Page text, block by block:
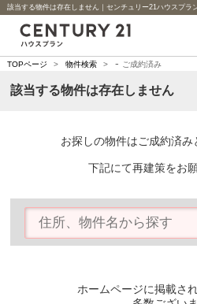
該当する物件は存在しません｜センチュリー21ハウスプラ
TOPページ > 物件検索 > - ご成約済み
該当する物件は存在しません
お探しの物件はご成約済み
下記にて再建策をお
ホームページに掲載さ